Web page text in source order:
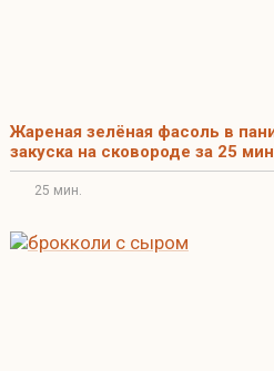
Жареная зелёная фасоль в
закуска на сковороде за 25
25 мин.